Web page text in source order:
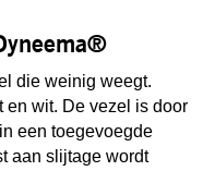
die weinig weegt.
wit. De vezel is door
een toegevoegde
aan slijtage wordt